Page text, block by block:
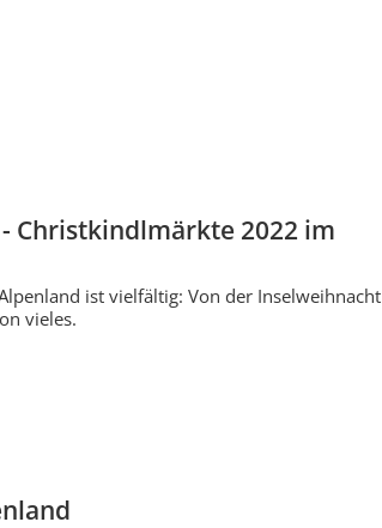
Christkindlmärkte 2022 im
ist vielfältig: Von der Inselweihnacht
vieles.